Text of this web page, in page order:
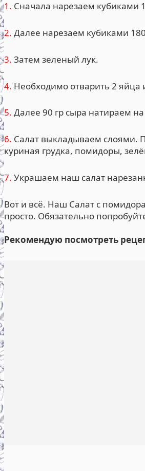
1. Сначала нарезаем кубиками
2. Далее нарезаем кубиками
3. Затем зеленый лук.
4. Необходимо отварить 2 яйца
5. Далее 90 гр сыра натираем на
6. Салат выкладываем слоями.
куриная грудка, помидоры,
7. Украшаем наш салат
Вот и всё. Наш Салат с
просто. Обязательно
Рекомендую посмотреть